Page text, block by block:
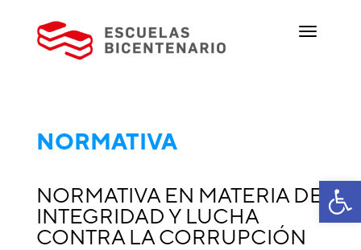
NORMATIVA
NORMATIVA EN MATERIA DE
INTEGRIDAD Y LUCHA
CONTRA LA CORRUPCIÓN